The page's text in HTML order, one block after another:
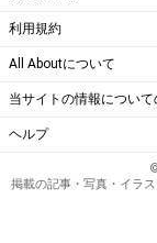
利用規約
All Aboutについて
当サイトの情報について
ヘルプ
掲載の記事・写真・イラ